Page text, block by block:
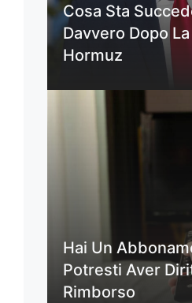
Cosa Sta
Davvero Dopo
Hormuz
Hai Un
Potresti Aver
Rimborso